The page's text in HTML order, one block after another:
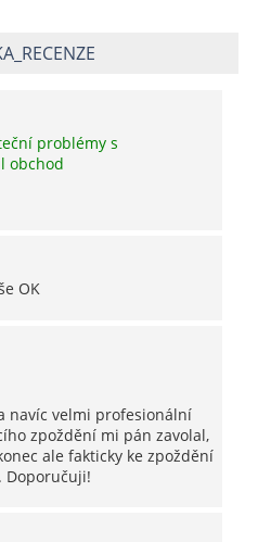
problémy s
obchod
OK
navíc velmi profesionální
zpoždění mi pán zavolal,
ale fakticky ke zpoždění
Doporučuji!